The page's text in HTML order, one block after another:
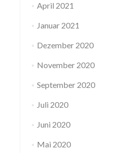
April 2021
Januar 2021
Dezember 2020
November 2020
September 2020
Juli 2020
Juni 2020
Mai 2020